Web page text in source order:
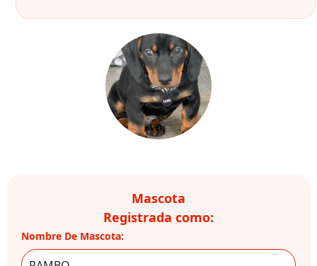
Mascota
Registrada como:
Nombre De Mascota: